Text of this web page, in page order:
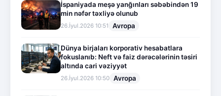
İspaniyada meşə yanğınları səbəbindən 19
min nəfər təxliyə olunub
26.İyul.2026 10:51 Avropa
Dünya birjaları korporativ hesabatlara
fokuslanıb: Neft və faiz dərəcələrinin təsiri
altında cari vəziyyət
26.İyul.2026 10:50 Avropa